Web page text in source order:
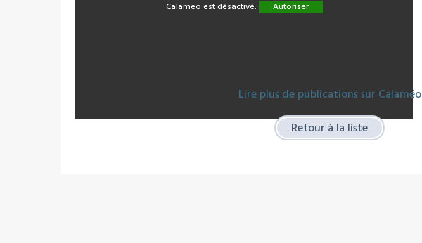
Calameo est désactivé. Autoriser
Lire plus de publications sur Calaméo
Retour à la liste